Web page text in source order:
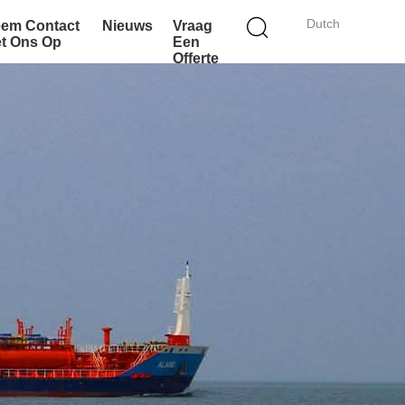
Dutch
Contact
Ons Op
Nieuws
Vraag
Een
Offerte